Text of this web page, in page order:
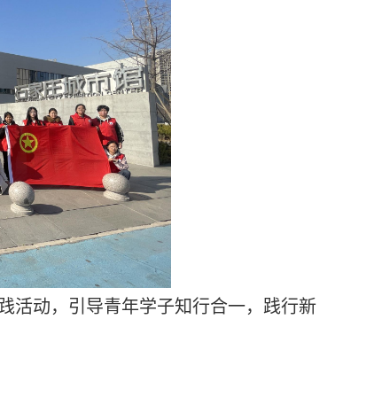
活动，引导青年学子知行合一，践行新